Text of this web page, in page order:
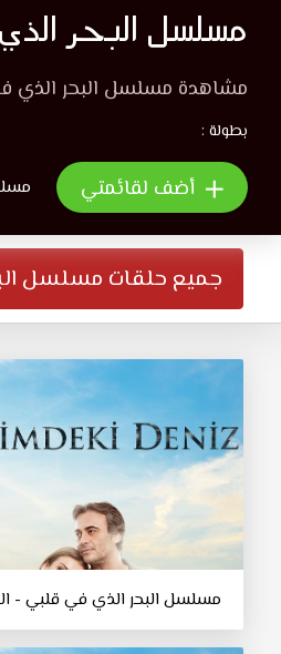
مسلسل البحر
مشاهدة مسلسل البحر الذي
بطولة :
أضف لقائمتي
جميع حلقات مسلسل
مسلسل البحر الذي في قلبي -